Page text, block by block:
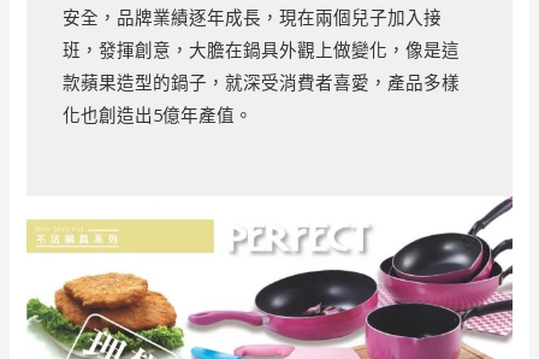
安全，品牌業績逐年成長，現在兩個兒子加入接
班，發揮創意，大膽在鍋具外觀上做變化，像是這
款蘋果造型的鍋子，就深受消費者喜愛，產品多樣
化也創造出5億年產值。